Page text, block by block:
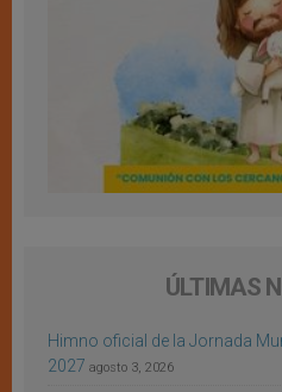
ÚLTIMAS
Himno oficial de la Jornada
2027 agosto 3, 2026